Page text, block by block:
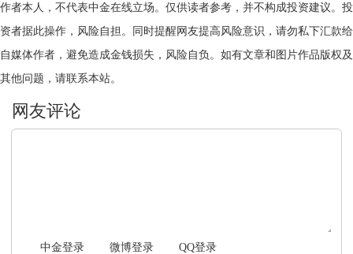
作者本人，不代表中金在线立场。仅供读者参考，并不构成投资建议。投
资者据此操作，风险自担。同时提醒网友提高风险意识，请勿私下汇款给
自媒体作者，避免造成金钱损失，风险自负。如有文章和图片作品版权及
其他问题，请联系本站。
中金登录 微博登录 QQ登录